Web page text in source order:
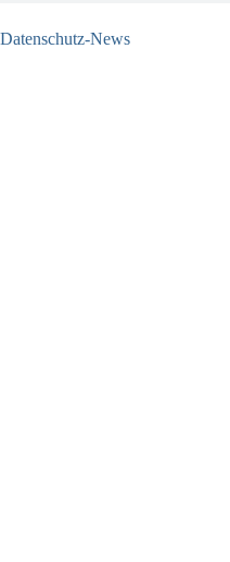
Datenschutz-News